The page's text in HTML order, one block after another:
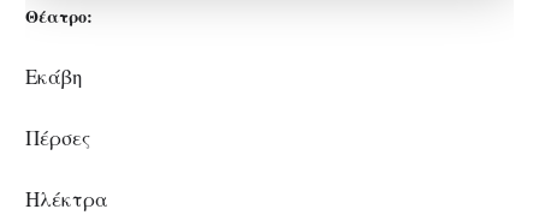
Θέατρο:
Εκάβη
Πέρσες
Ηλέκτρα